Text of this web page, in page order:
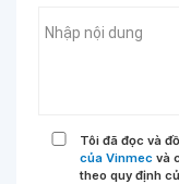
Tôi đã đọc và
của Vinmec và
theo quy định